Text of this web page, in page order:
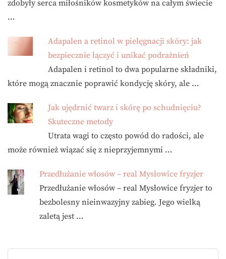
zdobyły serca miłośników kosmetyków na całym świecie
…
Adapalen a retinol w pielęgnacji skóry: jak
bezpiecznie łączyć i unikać podrażnień
Adapalen i retinol to dwa popularne składniki,
które mogą znacznie poprawić kondycję skóry, ale …
Jak ujędrnić twarz i skórę po schudnięciu?
Skuteczne metody
Utrata wagi to często powód do radości, ale
może również wiązać się z nieprzyjemnymi …
Przedłużanie włosów – real Mysłowice fryzjer
Przedłużanie włosów – real Mysłowice fryzjer to
bezbolesny nieinwazyjny zabieg. Jego wielką
zaletą jest …